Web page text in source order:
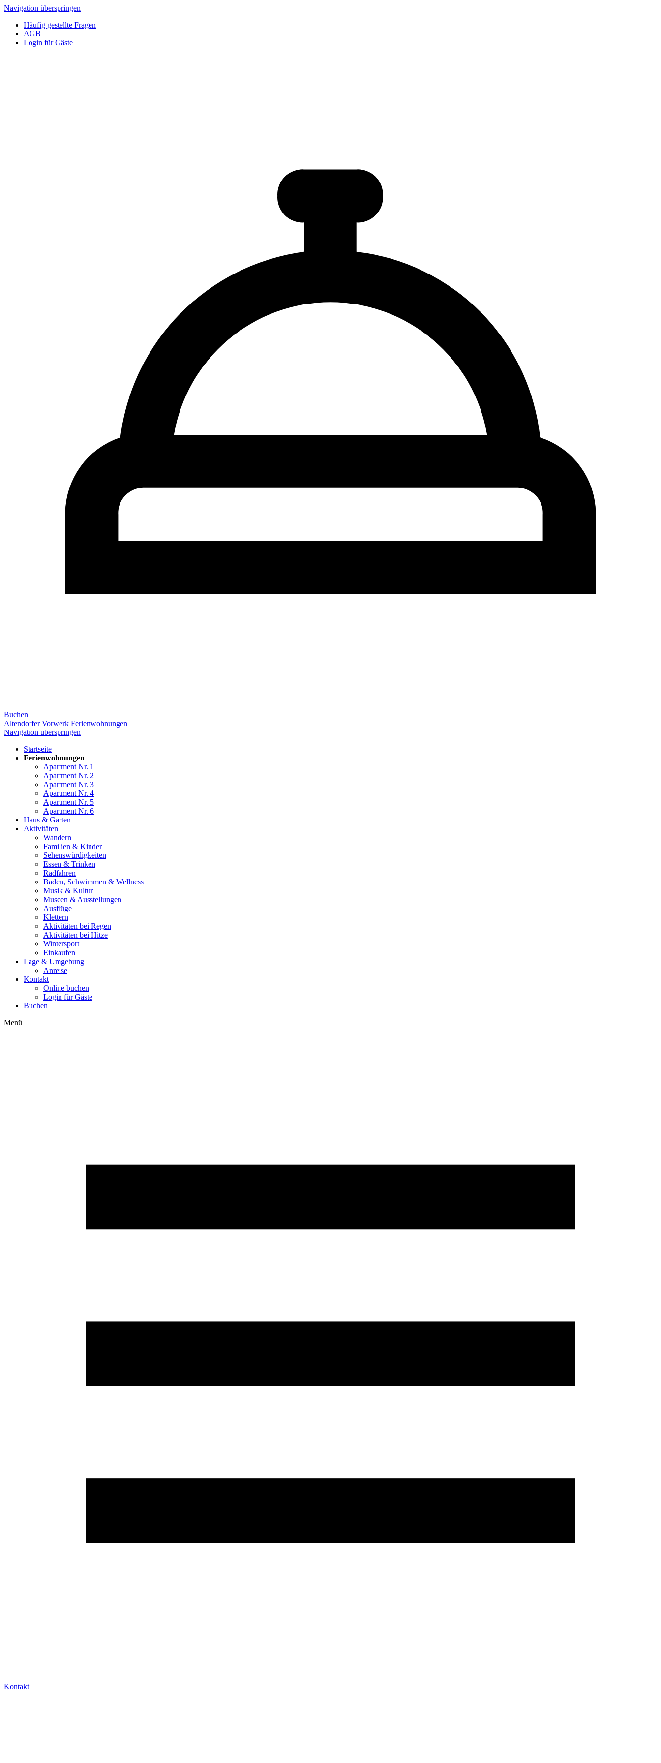
Navigation überspringen
Häufig gestellte Fragen
AGB
Login für Gäste
Buchen
Altendorfer Vorwerk Ferienwohnungen
Navigation überspringen
Startseite
Ferienwohnungen
Apartment Nr. 1
Apartment Nr. 2
Apartment Nr. 3
Apartment Nr. 4
Apartment Nr. 5
Apartment Nr. 6
Haus & Garten
Aktivitäten
Wandern
Familien & Kinder
Sehenswürdigkeiten
Essen & Trinken
Radfahren
Baden, Schwimmen & Wellness
Musik & Kultur
Museen & Ausstellungen
Ausflüge
Klettern
Aktivitäten bei Regen
Aktivitäten bei Hitze
Wintersport
Einkaufen
Lage & Umgebung
Anreise
Kontakt
Online buchen
Login für Gäste
Buchen
Menü
Kontakt